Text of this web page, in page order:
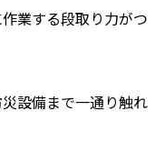
業する段取り力がつ
設備まで一通り触れ